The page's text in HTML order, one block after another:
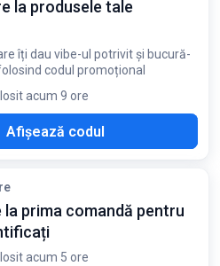
la produsele tale
îți dau vibe-ul potrivit și bucură-
codul promoțional
acum 9 ore
Afișează codul
la prima comandă pentru
acum 5 ore